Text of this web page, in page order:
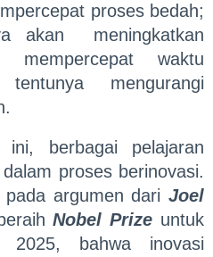
proses bedah;
akan meningkatkan
mempercepat waktu
mengurangi
berbagai pelajaran
proses berinovasi.
argumen dari Joel
Nobel Prize untuk
2025, bahwa inovasi